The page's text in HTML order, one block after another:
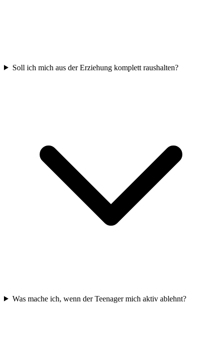
Soll ich mich aus der Erziehung komplett raushalten?
Was mache ich, wenn der Teenager mich aktiv ablehnt?